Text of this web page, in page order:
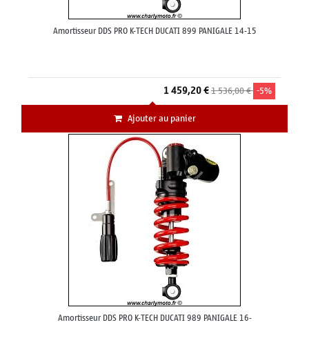
Amortisseur DDS PRO K-TECH DUCATI 899 PANIGALE 14-15
1 459,20 €1 536,00 € -5%
Ajouter au panier
Amortisseur DDS PRO K-TECH DUCATI 989 PANIGALE 16-